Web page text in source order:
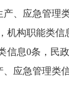
、应急管理类
构职能类信
信息0条，民
应急管理类信